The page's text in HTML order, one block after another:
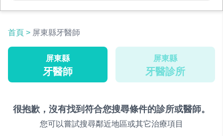
首頁 > 屏東縣牙醫師
屏東縣
牙醫師
屏東縣
牙醫診所
很抱歉，沒有找到符合您搜尋條件的診所或醫師。
您可以嘗試搜尋鄰近地區或其它治療項目